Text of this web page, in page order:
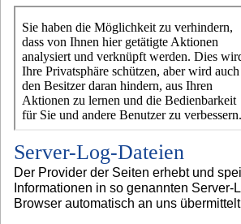
Server-Log-Dateien
Der Provider der Seiten erhebt und
Informationen in so genannten Server-
Browser automatisch an uns